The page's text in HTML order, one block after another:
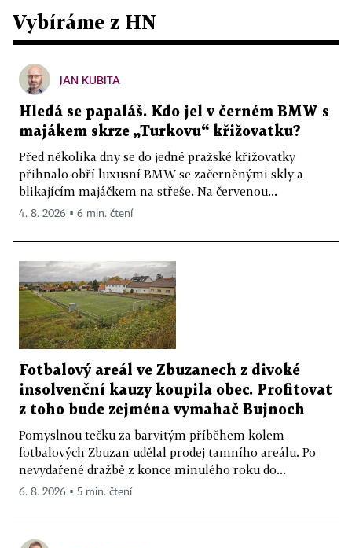
Vybíráme z HN
JAN KUBITA
Hledá se papaláš. Kdo jel v černém BMW s
majákem skrze „Turkovu“ křižovatku?
Před několika dny se do jedné pražské křižovatky
přihnalo obří luxusní BMW se začerněnými skly a
blikajícím majáčkem na střeše. Na červenou...
4. 8. 2026 ▪ 6 min. čtení
Fotbalový areál ve Zbuzanech z divoké
insolvenční kauzy koupila obec. Profitovat
z toho bude zejména vymahač Bujnoch
Pomyslnou tečku za barvitým příběhem kolem
fotbalových Zbuzan udělal prodej tamního areálu. Po
nevydařené dražbě z konce minulého roku do...
6. 8. 2026 ▪ 5 min. čtení